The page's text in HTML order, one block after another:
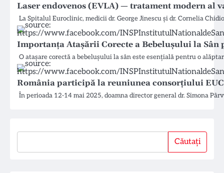
Laser endovenos (EVLA) — tratament modern al
La Spitalul Euroclinic, medicii dr. George Jinescu și dr. Cornelia
Importanța Atașării Corecte a Bebelușului la Sân
O atașare corectă a bebelușului la sân este esențială pentru o
România participă la reuniunea consorțiului
În perioada 12-14 mai 2025, doamna director general dr. Simona
Căutați